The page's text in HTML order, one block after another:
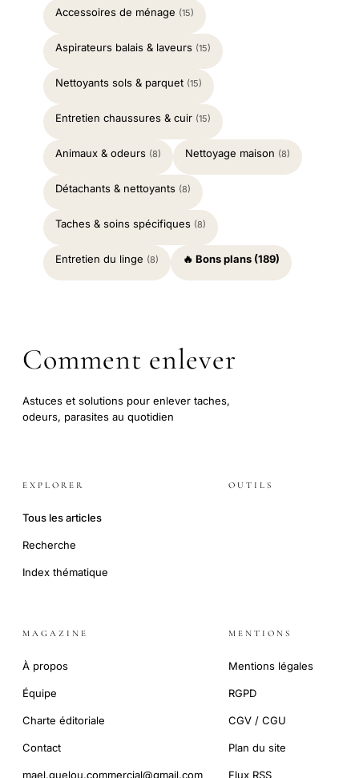
Accessoires de ménage (15)
Aspirateurs balais & laveurs (15)
Nettoyants sols & parquet (15)
Entretien chaussures & cuir (15)
Animaux & odeurs (8) Nettoyage maison (8)
Détachants & nettoyants (8)
Taches & soins spécifiques (8)
Entretien du linge (8) 🔥 Bons plans (189)
Comment enlever
Astuces et solutions pour enlever taches,
odeurs, parasites au quotidien
EXPLORER
Tous les articles
Recherche
Index thématique
OUTILS
MAGAZINE
À propos
Équipe
Charte éditoriale
Contact
mael.guelou.commercial@gmail.com
MENTIONS
Mentions légales
RGPD
CGV / CGU
Plan du site
Flux RSS